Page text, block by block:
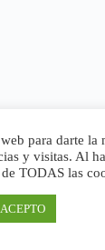
para darte la
y visitas. Al
TODAS las
ACEPTO